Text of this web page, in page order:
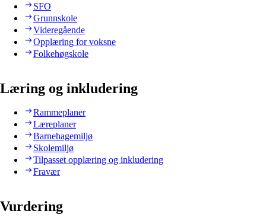
SFO
Grunnskole
Videregående
Opplæring for voksne
Folkehøgskole
Læring og inkludering
Rammeplaner
Læreplaner
Barnehagemiljø
Skolemiljø
Tilpasset opplæring og inkludering
Fravær
Vurdering